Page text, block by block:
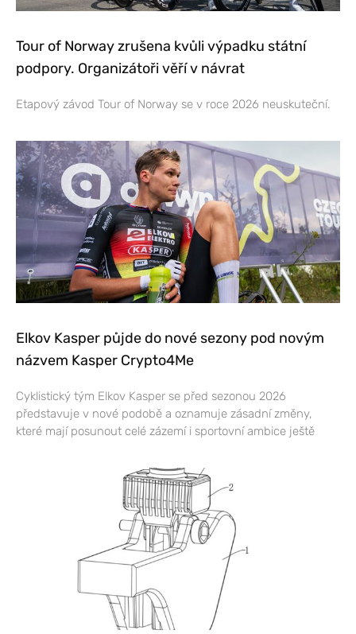
Tour of Norway zrušena kvůli výpadku státní
podpory. Organizátoři věří v návrat
Etapový závod Tour of Norway se v roce 2026 neuskuteční.
Elkov Kasper půjde do nové sezony pod novým
názvem Kasper Crypto4Me
Cyklistický tým Elkov Kasper se před sezonou 2026
představuje v nové podobě a oznamuje zásadní změny,
které mají posunout celé zázemí i sportovní ambice ještě